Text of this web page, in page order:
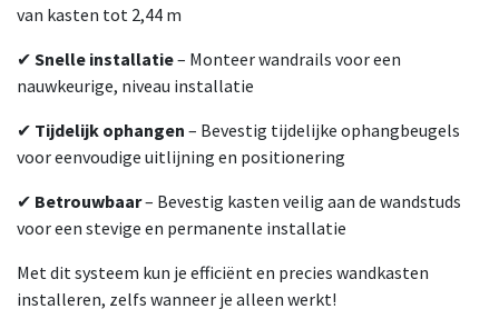
van kasten tot 2,44 m
✔ Snelle installatie– Monteer wandrails voor een
nauwkeurige, niveau installatie
✔ Tijdelijk ophangen – Bevestig tijdelijke ophangbeugels
voor eenvoudige uitlijning en positionering
✔ Betrouwbaar– Bevestig kasten veilig aan de wandstuds
voor een stevige en permanente installatie
Met dit systeem kun je efficiënt en precies wandkasten
installeren, zelfs wanneer je alleen werkt!